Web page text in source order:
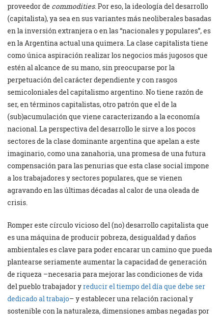
proveedor de commodities. Por eso, la ideología del desarrollo
(capitalista), ya sea en sus variantes más neoliberales basadas
en la inversión extranjera o en las “nacionales y populares”, es
en la Argentina actual una quimera. La clase capitalista tiene
como única aspiración realizar los negocios más jugosos que
estén al alcance de su mano, sin preocuparse por la
perpetuación del carácter dependiente y con rasgos
semicoloniales del capitalismo argentino. No tiene razón de
ser, en términos capitalistas, otro patrón que el de la
(sub)acumulación que viene caracterizando a la economía
nacional. La perspectiva del desarrollo le sirve a los pocos
sectores de la clase dominante argentina que apelan a este
imaginario, como una zanahoria, una promesa de una futura
compensación para las penurias que esta clase social impone
a los trabajadores y sectores populares, que se vienen
agravando en las últimas décadas al calor de una oleada de
crisis.
Romper este círculo vicioso del (no) desarrollo capitalista que
es una máquina de producir pobreza, desigualdad y daños
ambientales es clave para poder encarar un camino que pueda
plantearse seriamente aumentar la capacidad de generación
de riqueza –necesaria para mejorar las condiciones de vida
del pueblo trabajador yreducir el tiempo del día que debe ser
dedicado al trabajo– y establecer una relación racional y
sostenible con la naturaleza, dimensiones ambas negadas por